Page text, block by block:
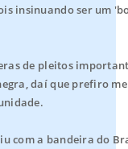
insinuando ser um
de pleitos
daí que prefiro
com a bandeira do